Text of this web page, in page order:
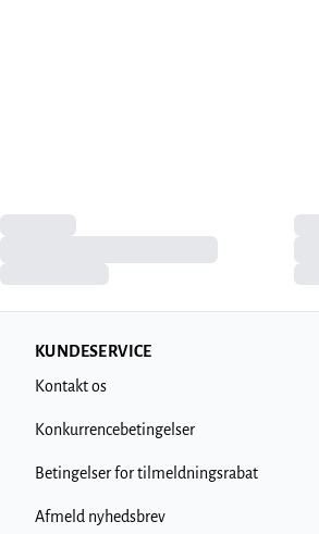
KUNDESERVICE
Kontakt os
Konkurrencebetingelser
Betingelser for tilmeldningsrabat
Afmeld nyhedsbrev